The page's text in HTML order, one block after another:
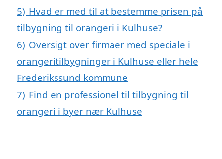
5) Hvad er med til at bestemme prisen på
tilbygning til orangeri i Kulhuse?
6) Oversigt over firmaer med speciale i
orangeritilbygninger i Kulhuse eller hele
Frederikssund kommune
7) Find en professionel til tilbygning til
orangeri i byer nær Kulhuse